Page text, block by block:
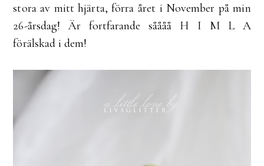
stora av mitt hjärta, förra året i November på min
26-årsdag! Är fortfarande såååå H I M L A
förälskad i dem!